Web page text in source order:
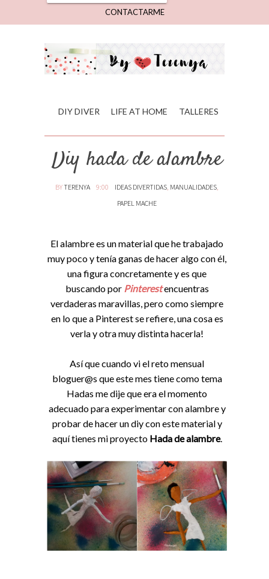
CONTACTARME
DIY DIVER LIFE AT HOME TALLERES
Diy hada de alambre
BYTERENYA 9:00 IDEAS DIVERTIDAS, MANUALIDADES,
PAPEL MACHE
El alambre es un material que he trabajado
muy poco y tenía ganas de hacer algo con él,
una figura concretamente y es que
buscando por Pinterestencuentras
verdaderas maravillas, pero como siempre
en lo que a Pinterest se refiere, una cosa es
verla y otra muy distinta hacerla!
Así que cuando vi el reto mensual
bloguer@s que este mes tiene como tema
Hadas me dije que era el momento
adecuado para experimentar con alambre y
probar de hacer un diy con este material y
aquí tienes mi proyecto Hada de alambre.